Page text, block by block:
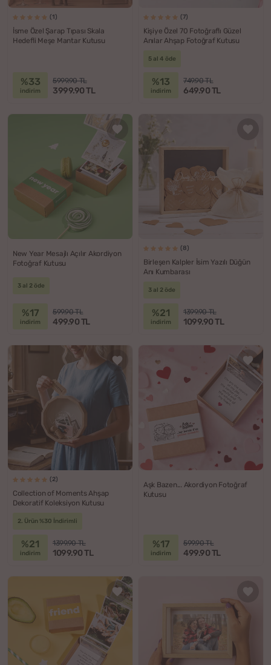
(1)
İsme Özel Şarap Tıpası Skala
Hedefli Meşe Mantar Kutusu
%33
indirim
5999.90 TL
3999.90 TL
(7)
Kişiye Özel 70 Fotoğraflı Güzel
Anılar Ahşap Fotoğraf Kutusu
5 al 4 öde
%13
indirim
749.90 TL
649.90 TL
New Year Mesajlı Açılır Akordiyon
Fotoğraf Kutusu
3 al 2 öde
%17
indirim
599.90 TL
499.90 TL
(8)
Birleşen Kalpler İsim Yazılı Düğün
Anı Kumbarası
3 al 2 öde
%21
indirim
1399.90 TL
1099.90 TL
(2)
Collection of Moments Ahşap
Dekoratif Koleksiyon Kutusu
2. Ürün %30 İndirimli
%21
indirim
1399.90 TL
1099.90 TL
Aşk Bazen... Akordiyon Fotoğraf
Kutusu
%17
indirim
599.90 TL
499.90 TL